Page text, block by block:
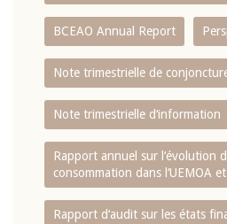
BCEAO Annual Report
Note trimestrielle de
Note trimestrielle d‘information
Rapport annuel sur l‘évolution
consommation dans l‘UEMOA
Rapport d‘audit sur les états